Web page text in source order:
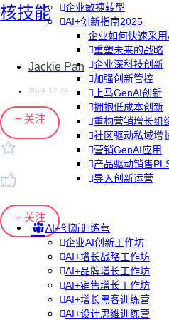
企业敏捷转型
AI+创新指南2025
企业如何快速采用
重塑未来的战略
企业深科技创新
加强创新管控
上马GenAI创新
拥抱低成本创新
重构营销增长组
社区驱动私域增
营销GenAI应用
产品驱动销售
导入创新运营
AI+创新训练营
企业AI创新工作坊
AI+增长战略工作坊
AI+品牌增长工作坊
AI+销售增长工作坊
AI+增长黑客训练营
AI+设计思维训练营
核技能
Jackie Pan
2024-12-24
+ 关注
+ 关注